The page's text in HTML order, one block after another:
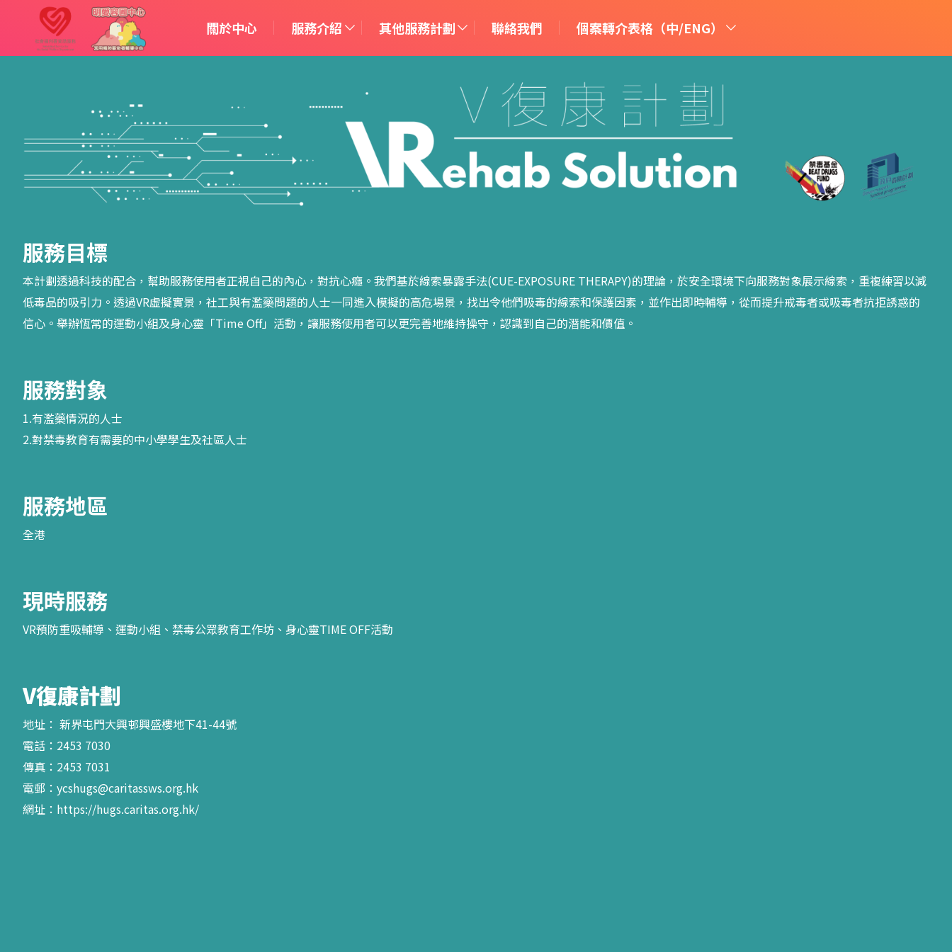
關於中心 服務介紹 其他服務計劃 聯絡我們 個案轉介表格（中/ENG）
服務目標
本計劃透過科技的配合，幫助服務使用者正視自己的內心，對抗心癮。我們基於線索暴露手法(CUE-EXPOSURE THERAPY)的理論，於安全環境下向服務對象展示線索，重複練習以減
低毒品的吸引力。透過VR虛擬實景，社工與有濫藥問題的人士一同進入模擬的高危場景，找出令他們吸毒的線索和保護因素，並作出即時輔導，從而提升戒毒者或吸毒者抗拒誘惑的
信心。 舉辦恆常的運動小組及身心靈「Time Off」活動，讓服務使用者可以更完善地維持操守，認識到自己的潛能和價值。
服務對象
1.有濫藥情況的人士
2.對禁毒教育有需要的中小學學生及社區人士
服務地區
全港
現時服務
VR預防重吸輔導、運動小組、禁毒公眾教育工作坊、身心靈TIME OFF活動
V復康計劃
地址： 新界屯門大興邨興盛樓地下41-44號
電話：2453 7030
傳真：2453 7031
電郵：ycshugs@caritassws.org.hk
網址：https://hugs.caritas.org.hk/